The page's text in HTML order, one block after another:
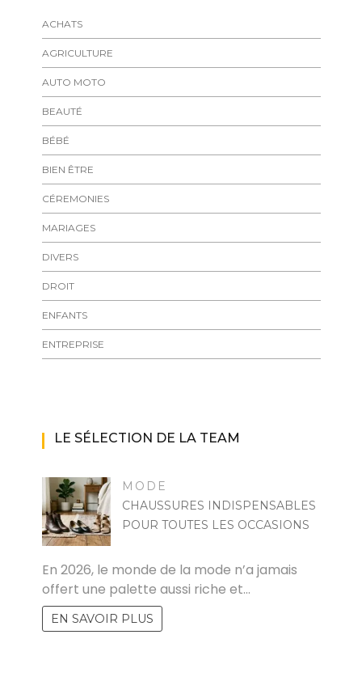
ACHATS
AGRICULTURE
AUTO MOTO
BEAUTÉ
BÉBÉ
BIEN ÊTRE
CÉREMONIES
MARIAGES
DIVERS
DROIT
ENFANTS
ENTREPRISE
LE SÉLECTION DE LA TEAM
MODE
CHAUSSURES INDISPENSABLES
POUR TOUTES LES OCCASIONS
En 2026, le monde de la mode n’a jamais
offert une palette aussi riche et…
EN SAVOIR PLUS